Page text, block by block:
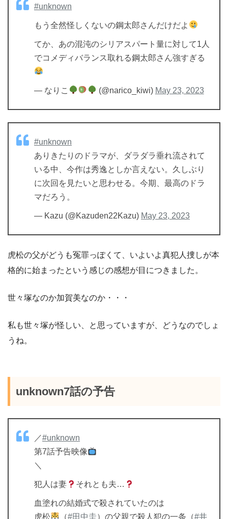
#unknown
もう全然怪しくないの鋼太郎さんだけだよ
てか、あの混沌のシリアスパート量に対して1人
でコメディバランス取れる鋼太郎さん強すぎる
— なりこ (@narico_kiwi) May 23, 2023
#unknown
ありきたりのドラマが、ダラダラ垂れ流されて
いる中、今作は秀逸としか言えない。久しぶり
に次回を見たいと思わせる。今期、最高のドラ
マだろう。
— Kazu (@Kazuden22Kazu) May 23, 2023
虎松の父がどうも冤罪っぽくて、いよいよ真犯人捜しが本
格的に始まったという感じの感想が目につきました。
世々塚なのか加賀美なのか・・・
私も世々塚が怪しい、と思っていますが、どうなのでしょ
うね。
unknown7話の予告
／#unknown
第7話予告映像
＼
犯人は妻 それとも夫…
血塗れの結婚式で殺されていたのは
虎松
（#田中圭）の父親で殺人犯の一条（#井